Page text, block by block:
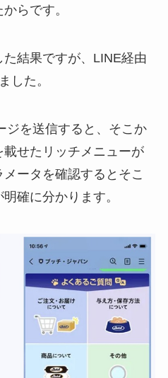
らです。
結果ですが、 LINE経由
した。
ジを送信すると、そこか
せたリッチメニューが
ータを確認するとそこ
確に分かります。